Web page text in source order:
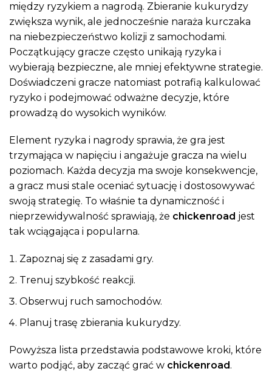
między ryzykiem a nagrodą. Zbieranie kukurydzy
zwiększa wynik, ale jednocześnie naraża kurczaka
na niebezpieczeństwo kolizji z samochodami.
Początkujący gracze często unikają ryzyka i
wybierają bezpieczne, ale mniej efektywne strategie.
Doświadczeni gracze natomiast potrafią kalkulować
ryzyko i podejmować odważne decyzje, które
prowadzą do wysokich wyników.
Element ryzyka i nagrody sprawia, że gra jest
trzymająca w napięciu i angażuje gracza na wielu
poziomach. Każda decyzja ma swoje konsekwencje,
a gracz musi stale oceniać sytuację i dostosowywać
swoją strategię. To właśnie ta dynamiczność i
nieprzewidywalność sprawiają, że chickenroad jest
tak wciągająca i popularna.
Zapoznaj się z zasadami gry.
Trenuj szybkość reakcji.
Obserwuj ruch samochodów.
Planuj trasę zbierania kukurydzy.
Powyższa lista przedstawia podstawowe kroki, które
warto podjąć, aby zacząć grać w chickenroad.